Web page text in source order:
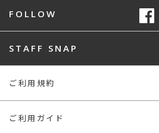
FOLLOW
STAFF SNAP
ご利用規約
ご利用ガイド